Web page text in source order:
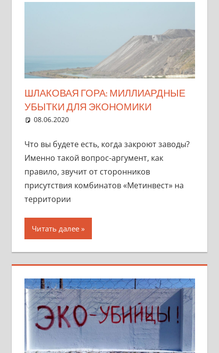
ШЛАКОВАЯ ГОРА: МИЛЛИАРДНЫЕ
УБЫТКИ ДЛЯ ЭКОНОМИКИ
08.06.2020
Что вы будете есть, когда закроют заводы?
Именно такой вопрос-аргумент, как
правило, звучит от сторонников
присутствия комбинатов «Метинвест» на
территории
Читать далее